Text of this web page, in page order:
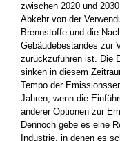
zwischen 2020 und
Abkehr von der
Brennstoffe und die
Gebäudebestandes zur
zurückzuführen ist. Die
sinken in diesem
Tempo der
Jahren, wenn die
anderer Optionen zur
Dennoch gebe es eine
Industrie, in denen es